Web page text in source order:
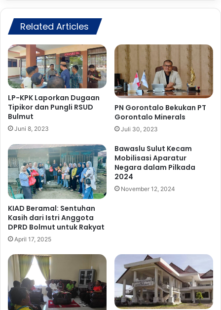
K
u
d
a
-
K
u
d
a
K
K
B
P
a
p
u
a
M
e
n
e
r
a
h
U
a
i
D
i
e
p
u
r
Related Articles
LP-KPK Laporkan Dugaan
Tipikor dan Pungli RSUD
Bulmut
Juni 8, 2023
PN Gorontalo Bekukan PT
Gorontalo Minerals
Juli 30, 2023
KIAD Beramal: Sentuhan
Kasih dari Istri Anggota
DPRD Bolmut untuk Rakyat
April 17, 2025
Bawaslu Sulut Kecam
Mobilisasi Aparatur
Negara dalam Pilkada
2024
November 12, 2024